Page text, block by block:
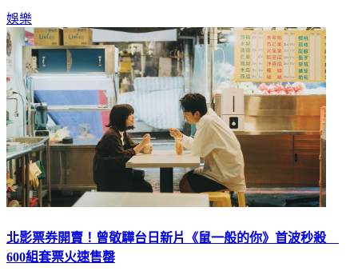
娛樂
北影票券開賣！曾敬驊台日新片《鼠一般的你》首波秒殺
600組套票火速售罄